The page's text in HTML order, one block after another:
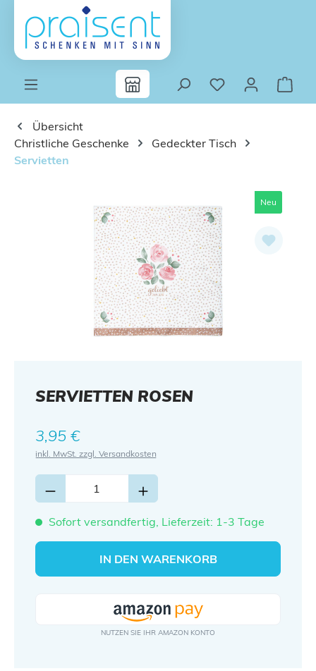
Zum Hauptinhalt springen
Übersicht
Christliche Geschenke
Gedeckter Tisch
Servietten
Neu
SERVIETTEN ROSEN
Regulärer Preis:
3,95 €
inkl. MwSt. zzgl. Versandkosten
Sofort versandfertig, Lieferzeit: 1-3 Tage
IN DEN WARENKORB